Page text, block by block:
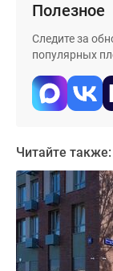
водоема
Коттеджные
поселки
ипотеку
Бизнес-
Коттеджи
Скидки
акции
Макс
Полезное
Следите за
популярных
Читайте также: